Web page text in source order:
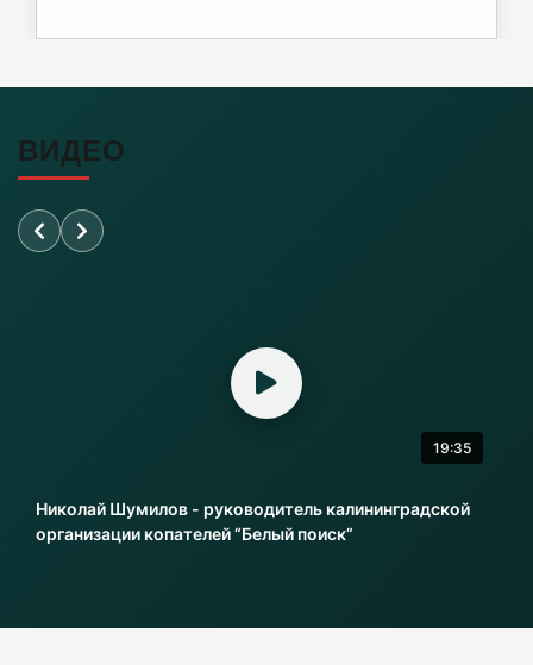
Почти 38 км дорог отремонтировано в
Переезд на Камской в Калининграде закроют
для проезда
06-08-2026
Литовский шпион осужден в Калининграде
06-08-2026
ВИДЕО
19:35
Николай Шумилов - руководитель калининградской
организации копателей “Белый поиск”